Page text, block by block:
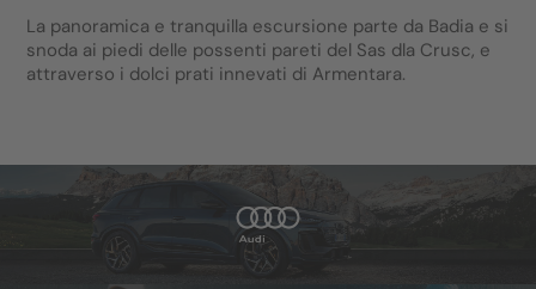
La panoramica e tranquilla escursione parte da Badia e si
snoda ai piedi delle possenti pareti del Sas dla Crusc, e
attraverso i dolci prati innevati di Armentara.